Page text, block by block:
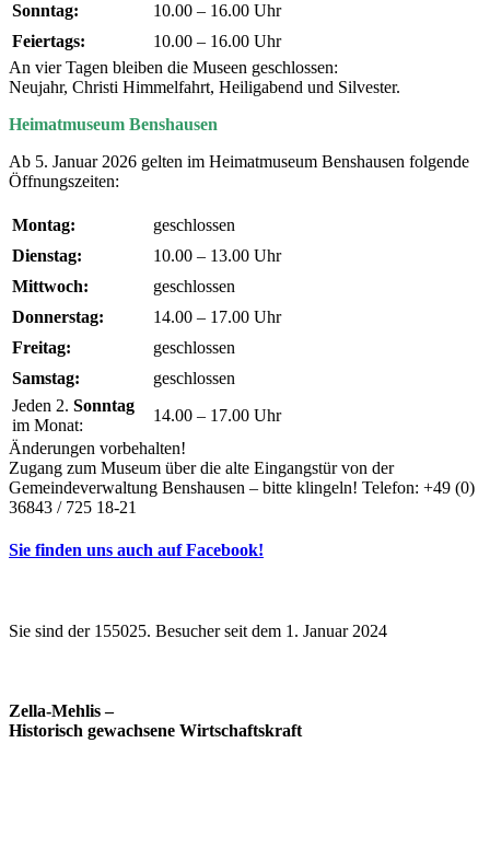
Sonntag:
10.00 – 16.00 Uhr
Feiertags:
10.00 – 16.00 Uhr
An vier Tagen bleiben die Museen geschlossen:
Neujahr, Christi Himmelfahrt, Heiligabend und Silvester.
Heimatmuseum Benshausen
Ab 5. Januar 2026 gelten im Heimatmuseum Benshausen folgende
Öffnungszeiten:
Montag:
geschlossen
Dienstag:
10.00 – 13.00 Uhr
Mittwoch:
geschlossen
Donnerstag:
14.00 – 17.00 Uhr
Freitag:
geschlossen
Samstag:
geschlossen
Jeden 2. Sonntag
im Monat:
14.00 – 17.00 Uhr
Änderungen vorbehalten!
Zugang zum Museum über die alte Eingangstür von der
Gemeindeverwaltung Benshausen – bitte klingeln! Telefon: +49 (0)
36843 / 725 18-21
Sie finden uns auch auf Facebook!
Sie sind der 155025. Besucher seit dem 1. Januar 2024
Zella-Mehlis –
Historisch gewachsene Wirtschaftskraft